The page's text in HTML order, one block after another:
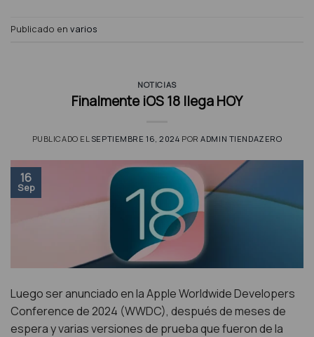
Publicado en varios
NOTICIAS
Finalmente iOS 18 llega HOY
PUBLICADO EL SEPTIEMBRE 16, 2024 PORADMIN TIENDAZERO
16
Sep
Luego ser anunciado en la Apple Worldwide Developers
Conference de 2024 (WWDC), después de meses de
espera y varias versiones de prueba que fueron de la